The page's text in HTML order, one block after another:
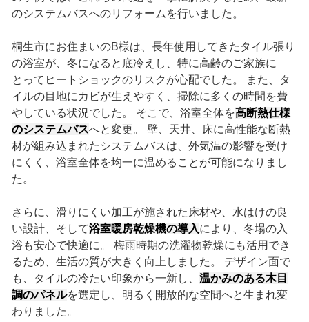
のシステムバスへのリフォームを行いました。
桐生市にお住まいのB様は、長年使用してきたタイル張り
の浴室が、冬になると底冷えし、特に高齢のご家族に
とってヒートショックのリスクが心配でした。 また、タ
イルの目地にカビが生えやすく、掃除に多くの時間を費
やしている状況でした。 そこで、浴室全体を高断熱仕様
のシステムバスへと変更。 壁、天井、床に高性能な断熱
材が組み込まれたシステムバスは、外気温の影響を受け
にくく、浴室全体を均一に温めることが可能になりまし
た。
さらに、滑りにくい加工が施された床材や、水はけの良
い設計、そして浴室暖房乾燥機の導入により、冬場の入
浴も安心で快適に。 梅雨時期の洗濯物乾燥にも活用でき
るため、生活の質が大きく向上しました。 デザイン面で
も、タイルの冷たい印象から一新し、 温かみのある木目
調のパネルを選定し、明るく開放的な空間へと生まれ変
わりました。